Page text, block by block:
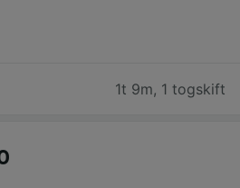
1t 9m, 1 togskift